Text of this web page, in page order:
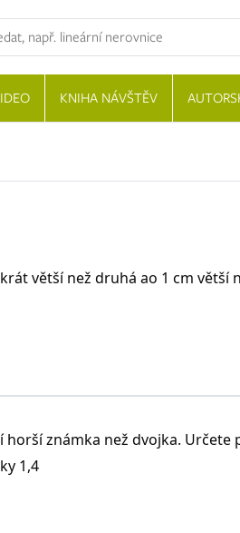
výraz
KNIHA NÁVŠTĚV
větší než druhá ao 1 cm větší
známka než dvojka. Určete
1,4